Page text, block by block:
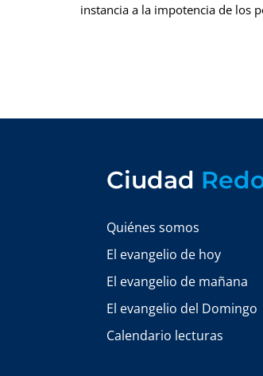
instancia a la impotencia de los
Ciudad
Quiénes somos
El evangelio de hoy
El evangelio de mañana
El evangelio del Domingo
Calendario lecturas